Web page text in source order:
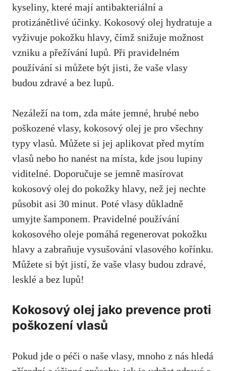
kyseliny, které mají antibakteriální a
protizánětlivé účinky. Kokosový olej hydratuje a
vyživuje pokožku hlavy, čímž snižuje možnost
vzniku a přežívání lupů. Při pravidelném
používání si můžete být jisti, že vaše vlasy
budou zdravé a bez lupů.
Nezáleží na tom, zda máte jemné, hrubé nebo
poškozené vlasy, kokosový olej je pro všechny
typy vlasů. Můžete si jej aplikovat před mytím
vlasů nebo ho nanést na místa, kde jsou lupiny
viditelné. Doporučuje se jemně masírovat
kokosový olej do pokožky hlavy, než jej nechte
působit asi 30 minut. Poté vlasy důkladně
umyjte šamponem. Pravidelné používání
kokosového oleje pomáhá regenerovat pokožku
hlavy a zabraňuje vysušování vlasového kořínku.
Můžete si být jistí, že vaše vlasy budou zdravé,
lesklé a bez lupů!
Kokosový olej jako prevence proti
poškození vlasů
Pokud jde o péči o naše vlasy, mnoho z nás hledá